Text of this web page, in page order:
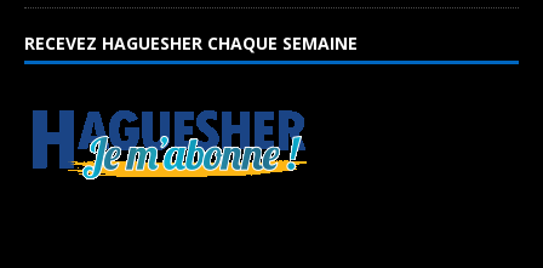
RECEVEZ HAGUESHER CHAQUE SEMAINE